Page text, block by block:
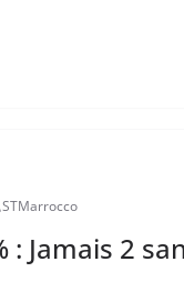
STMarrocco
: Jamais 2